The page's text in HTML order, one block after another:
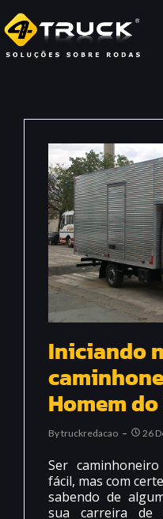
Iniciando
Homem
ByTruckredacao 26
Ser
fácil, mas com
sabendo de
sua carreira de